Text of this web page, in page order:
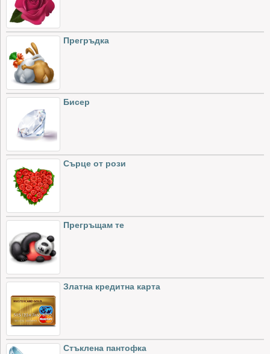
Прегръдка
Бисер
Сърце от рози
Прегръщам те
Златна кредитна карта
Стъклена пантофка